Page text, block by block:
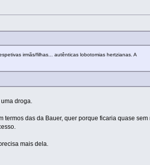
irmãs/filhas... autênticas lobotomias hertzianas. A
droga.
termos das da Bauer, quer porque ficaria quase sem
mais dela.